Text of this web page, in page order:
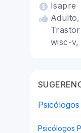
Isapre
wisc-v,
Psicólogos